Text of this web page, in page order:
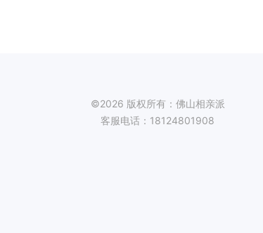
©2026 版权所有：佛山相亲派
客服电话：18124801908